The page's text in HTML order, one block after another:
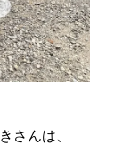
さんは、